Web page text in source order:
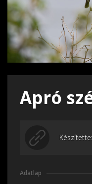
Apró
Készítette:
Adatlap